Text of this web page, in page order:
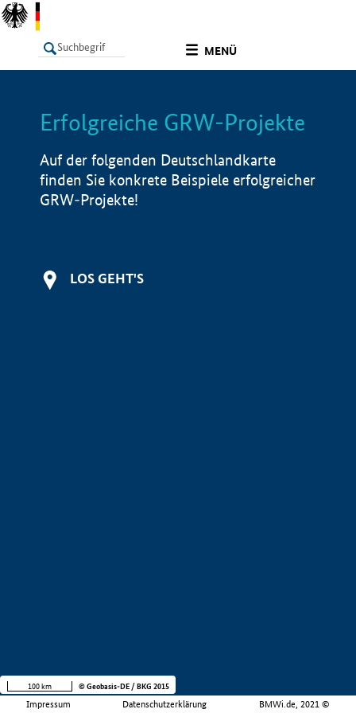
MENÜ
LISTE Info
Erfolgreiche GRW-Projekte
Auf der folgenden Deutschlandkarte
finden Sie konkrete Beispiele erfolgreicher
GRW-Projekte!
LOS GEHT'S
Impressum Datenschutzerklärung BMWi.de, 2021 ©
100 km © Geobasis-DE / BKG 2015